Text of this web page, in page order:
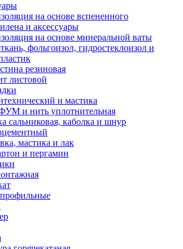
на основе вспененного
и аксессуары
на основе минеральной ваты
фольгоизол, гидростеклоизол и
резиновая
листовой
и мастика
и нить уплотнительная
сальниковая, каболка и шнур
мастика и лак
и пергамин